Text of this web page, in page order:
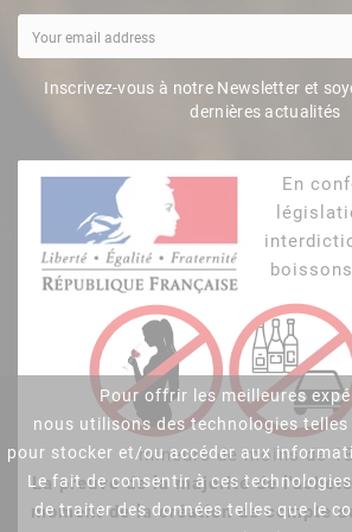
Pour offrir les meilleures
nous utilisons des technologies telles
pour stocker et/ou accéder aux
Le fait de consentir à ces
de traiter des données telles que le
Inscrivez-vous à notre Newsletter et
dernières actualités
En
mineurs de moins de
La preuve de la majorité de
moment de la création de compte